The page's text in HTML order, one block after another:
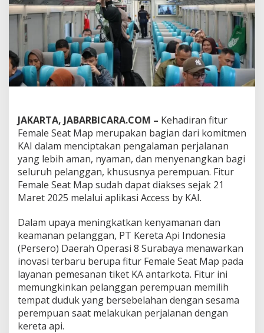
m
a
n
d
a
n
N
y
a
n
N
a
i
K
r
t
a
,
K
A
I
T
a
w
a
JAKARTA, JABARBICARA.COM – Kehadiran fitur
Female Seat Map merupakan bagian dari komitmen
KAI dalam menciptakan pengalaman perjalanan
yang lebih aman, nyaman, dan menyenangkan bagi
seluruh pelanggan, khususnya perempuan. Fitur
Female Seat Map sudah dapat diakses sejak 21
Maret 2025 melalui aplikasi Access by KAI.
Dalam upaya meningkatkan kenyamanan dan
keamanan pelanggan, PT Kereta Api Indonesia
(Persero) Daerah Operasi 8 Surabaya menawarkan
inovasi terbaru berupa fitur Female Seat Map pada
layanan pemesanan tiket KA antarkota. Fitur ini
memungkinkan pelanggan perempuan memilih
tempat duduk yang bersebelahan dengan sesama
perempuan saat melakukan perjalanan dengan
kereta api.